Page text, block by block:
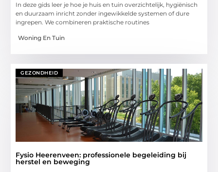
In deze gids leer je hoe je huis en tuin overzichtelijk, hygiënisch
en duurzaam inricht zonder ingewikkelde systemen of dure
ingrepen. We combineren praktische routines
Woning En Tuin
GEZONDHEID
Fysio Heerenveen: professionele begeleiding bij
herstel en beweging